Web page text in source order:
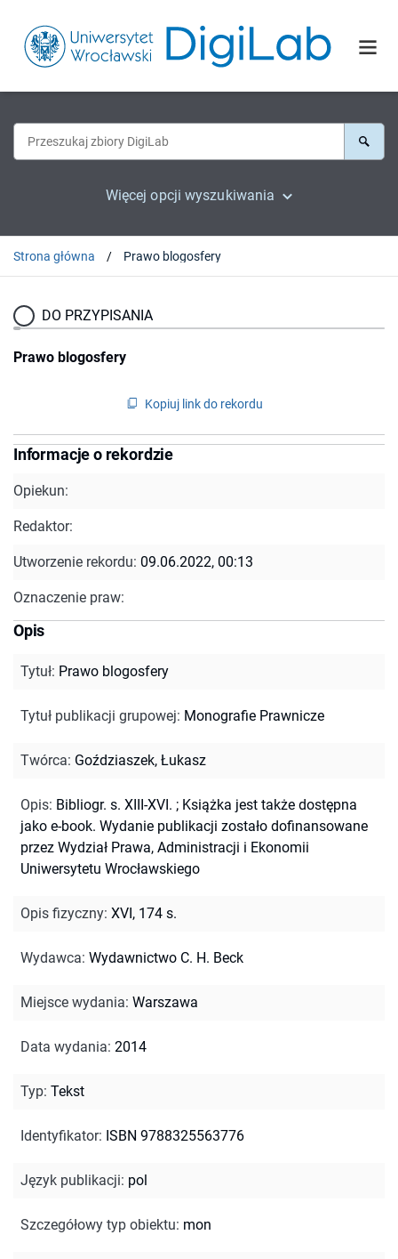
Więcej opcji wyszukiwania
Strona główna Prawo blogosfery
DO PRZYPISANIA
Prawo blogosfery
Kopiuj link do rekordu
Informacje o rekordzie
Opiekun:
Redaktor:
Utworzenie rekordu: 09.06.2022, 00:13
Oznaczenie praw:
Opis
Tytuł: Prawo blogosfery
Tytuł publikacji grupowej: Monografie Prawnicze
Twórca: Goździaszek, Łukasz
Opis: Bibliogr. s. XIII-XVI. ; Książka jest także dostępna
jako e-book. Wydanie publikacji zostało dofinansowane
przez Wydział Prawa, Administracji i Ekonomii
Uniwersytetu Wrocławskiego
Opis fizyczny: XVI, 174 s.
Wydawca: Wydawnictwo C. H. Beck
Miejsce wydania: Warszawa
Data wydania: 2014
Typ: Tekst
Identyfikator: ISBN 9788325563776
Język publikacji: pol
Szczegółowy typ obiektu: mon